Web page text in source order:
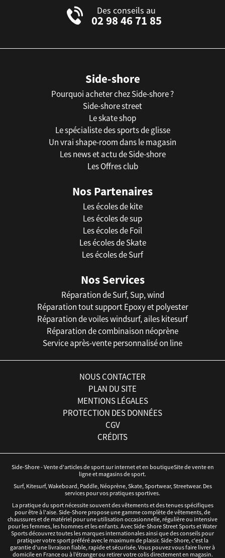
Des conseils au
02 98 46 71 85
Side-shore
Pourquoi acheter chez Side-shore ?
Side-shore street
Le skate shop
Le spécialiste des sports de glisse
Un vrai shape-room dans le magasin
Les news et actu de Side-shore
Les Offres club
Nos Partenaires
Les écoles de kite
Les écoles de sup
Les écoles de Foil
Les écoles de Skate
Les écoles de Surf
Nos Services
Réparation de Surf, Sup, wind
Réparation tout support Epoxy et polyester
Réparation de voiles windsurf, ailes kitesurf
Réparation de combinaison néoprène
Service après-vente personnalisé on line
NOUS CONTACTER
PLAN DU SITE
MENTIONS LÉGALES
PROTECTION DES DONNÉES
CGV
CRÉDITS
Side-Shore - Vente d'articles de sport sur internet et en boutiqueSite de vente en
ligne et magasins de sport.
Surf, Kitesurf, Wakeboard, Paddle, Néoprène, Skate, Sportwear, Streetwear. Des
services pour vos pratiques sportives.
La pratique du sport nécessite souvent des vêtements et des tenues spécifiques
pour être à l'aise. Side-Shore propose une gamme complète de vêtements, de
chaussures et de matériel pour une utilisation occasionnelle, régulière ou intensive
pour les femmes, les hommes et les enfants. Avec Side-Shore Street Sports et Water
Sports découvrez toutes les marques internationales ainsi que des conseils pour
pratiquer votre sport préféré avec le maximum de plaisir. Side-Shore, c'est la
garantie d'une livraison fiable, rapide et sécurisée. Vous pouvez vous faire livrer à
domicile en France ou à l’étranger ou retirer votre colis directement en magasin.